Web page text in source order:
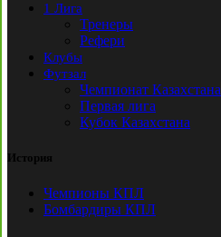
1 Лига
Тренеры
Рефери
Клубы
Футзал
Чемпионат Казахстана
Первая лига
Кубок Казахстана
История
Чемпионы КПЛ
Бомбардиры КПЛ